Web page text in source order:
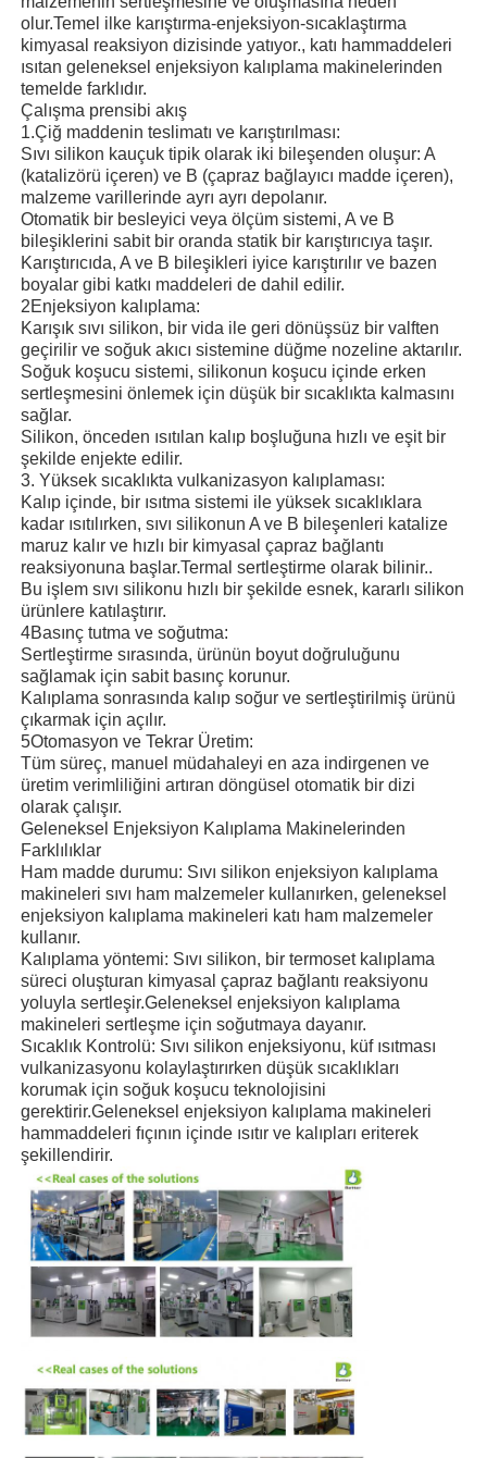
Silikon Enjeksiyon Kalıplama Makinesi
LSR dozlama sistemi
Aşırı kalıplama makinesi
Enjeksiyon kalıplama makinesi aksesuarları
Sıvı silikon kauçuk enjeksiyon kalıplaması
Sıvı silikon kalıplama
Silikon kauçuk enjeksiyon kalıplama
olur.Temel ilke karıştırma-enjeksiyon-sıcaklaştırma
kimyasal reaksiyon dizisinde yatıyor., katı hammaddeleri
ısıtan geleneksel enjeksiyon kalıplama makinelerinden
temelde farklıdır.
Çalışma prensibi akış
1.Çiğ maddenin teslimatı ve karıştırılması:
Sıvı silikon kauçuk tipik olarak iki bileşenden oluşur: A
(katalizörü içeren) ve B (çapraz bağlayıcı madde içeren),
malzeme varillerinde ayrı ayrı depolanır.
Otomatik bir besleyici veya ölçüm sistemi, A ve B
bileşiklerini sabit bir oranda statik bir karıştırıcıya taşır.
Karıştırıcıda, A ve B bileşikleri iyice karıştırılır ve bazen
boyalar gibi katkı maddeleri de dahil edilir.
2Enjeksiyon kalıplama:
Karışık sıvı silikon, bir vida ile geri dönüşsüz bir valften
geçirilir ve soğuk akıcı sistemine düğme nozeline aktarılır.
Soğuk koşucu sistemi, silikonun koşucu içinde erken
sertleşmesini önlemek için düşük bir sıcaklıkta kalmasını
sağlar.
Silikon, önceden ısıtılan kalıp boşluğuna hızlı ve eşit bir
şekilde enjekte edilir.
3. Yüksek sıcaklıkta vulkanizasyon kalıplaması:
Kalıp içinde, bir ısıtma sistemi ile yüksek sıcaklıklara
kadar ısıtılırken, sıvı silikonun A ve B bileşenleri katalize
maruz kalır ve hızlı bir kimyasal çapraz bağlantı
reaksiyonuna başlar.Termal sertleştirme olarak bilinir..
Bu işlem sıvı silikonu hızlı bir şekilde esnek, kararlı silikon
ürünlere katılaştırır.
4Basınç tutma ve soğutma:
Sertleştirme sırasında, ürünün boyut doğruluğunu
sağlamak için sabit basınç korunur.
Kalıplama sonrasında kalıp soğur ve sertleştirilmiş ürünü
çıkarmak için açılır.
5Otomasyon ve Tekrar Üretim:
Tüm süreç, manuel müdahaleyi en aza indirgenen ve
üretim verimliliğini artıran döngüsel otomatik bir dizi
olarak çalışır.
Geleneksel Enjeksiyon Kalıplama Makinelerinden
Farklılıklar
Ham madde durumu: Sıvı silikon enjeksiyon kalıplama
makineleri sıvı ham malzemeler kullanırken, geleneksel
enjeksiyon kalıplama makineleri katı ham malzemeler
kullanır.
Kalıplama yöntemi: Sıvı silikon, bir termoset kalıplama
süreci oluşturan kimyasal çapraz bağlantı reaksiyonu
yoluyla sertleşir.Geleneksel enjeksiyon kalıplama
makineleri sertleşme için soğutmaya dayanır.
Sıcaklık Kontrolü: Sıvı silikon enjeksiyonu, küf ısıtması
vulkanizasyonu kolaylaştırırken düşük sıcaklıkları
korumak için soğuk koşucu teknolojisini
gerektirir.Geleneksel enjeksiyon kalıplama makineleri
hammaddeleri fıçının içinde ısıtır ve kalıpları eriterek
şekillendirir.